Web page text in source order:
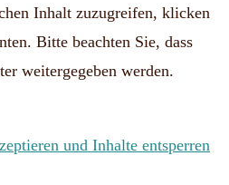
Inhalt zuzugreifen, klicken
Bitte beachten Sie, dass
weitergegeben werden.
und Inhalte entsperren